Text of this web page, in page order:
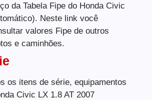
da Tabela Fipe do Honda Civic
Neste link você
valores Fipe de outros
e caminhões.
os itens de série, equipamentos
Civic LX 1.8 AT 2007